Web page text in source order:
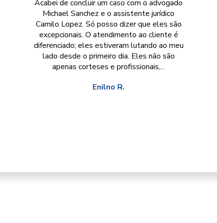
Acabei de concluir um caso com o advogado
Michael Sanchez e o assistente jurídico
Camilo Lopez. Só posso dizer que eles são
excepcionais. O atendimento ao cliente é
diferenciado; eles estiveram lutando ao meu
lado desde o primeiro dia. Eles não são
apenas corteses e profissionais,...
Enilno R.